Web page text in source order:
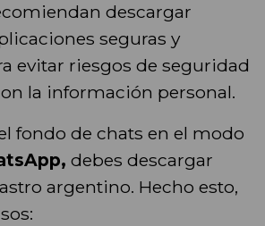
descargar
seguras y
evitar riesgos de seguridad
la información personal.
fondo de chats en el modo
debes descargar
argentino. Hecho esto,